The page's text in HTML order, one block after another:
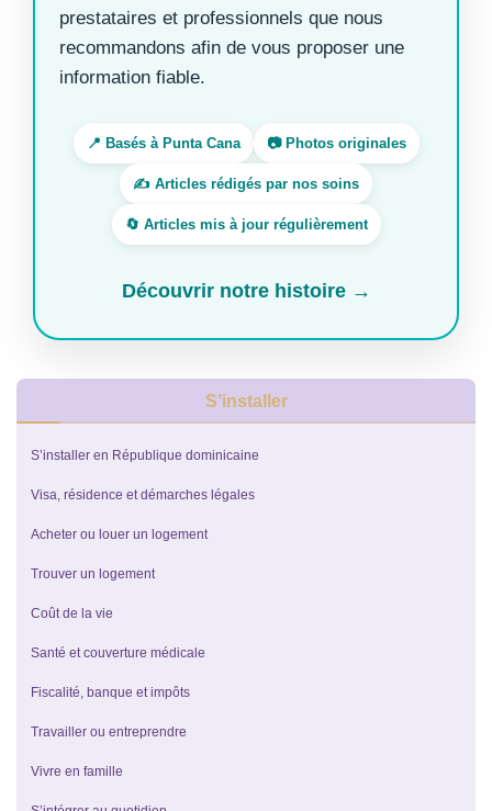
prestataires et professionnels que nous
recommandons afin de vous proposer une
information fiable.
📍 Basés à Punta Cana 📷 Photos originales
✍️ Articles rédigés par nos soins
🔄 Articles mis à jour régulièrement
Découvrir notre histoire →
S’installer
S’installer en République dominicaine
Visa, résidence et démarches légales
Acheter ou louer un logement
Trouver un logement
Coût de la vie
Santé et couverture médicale
Fiscalité, banque et impôts
Travailler ou entreprendre
Vivre en famille